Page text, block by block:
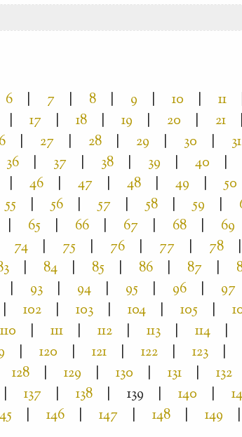
6 | 7 | 8 | 9 | 10 | 11
| 17 | 18 | 19 | 20 | 21
|
| 27 | 28 | 29 | 30 | 31
36 | 37 | 38 | 39 | 40 |
| 46 | 47 | 48 | 49 | 50
55 | 56 | 57 | 58 | 59 |
| 65 | 66 | 67 | 68 | 69
74 | 75 | 76 | 77 | 78
|
| 84 | 85 | 86 | 87 |
| 93 | 94 | 95 | 96 | 97
| 102 | 103 | 104 | 105 |
110 | 111 | 112 | 113 | 114 |
| 120 | 121 | 122 | 123
|
128 | 129 | 130 | 131 | 132
| 137 | 138 | 139 | 140 |
| 146 | 147 | 148 | 149
|